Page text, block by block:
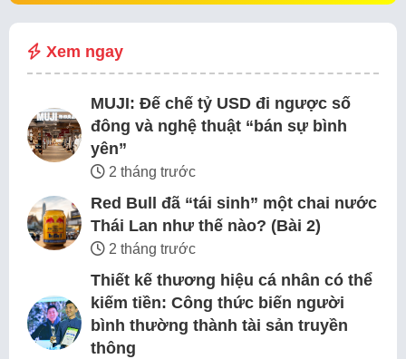
Xem ngay
MUJI: Đế chế tỷ USD đi ngược số
đông và nghệ thuật “bán sự bình
yên”
2 tháng trước
Red Bull đã “tái sinh” một chai nước
Thái Lan như thế nào? (Bài 2)
2 tháng trước
Thiết kế thương hiệu cá nhân có thể
kiếm tiền: Công thức biến người
bình thường thành tài sản truyền
thông